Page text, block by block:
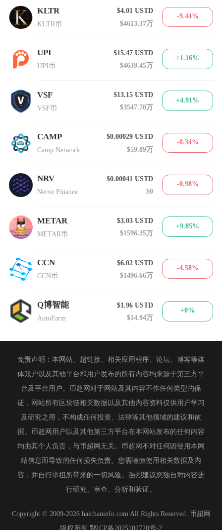
KLTR
KLTR币
$4.01USTD
$4613.37万
-9.44%
UPI
UPI币
$15.47USTD
$4639.45万
+1.16%
VSF
VSF币
$13.15USTD
$3547.78万
+4.91%
CAMP
Camp Network
$0.00029USTD
$59.89万
-0.34%
NRV
Nerve Finance
$0.00041USTD
$0
-0.98%
METAR
METAR币
$3.03USTD
$1596.35万
+9.85%
CCN
CCN币
$6.02USTD
$1496.66万
-4.58%
Q博智能
AutoFarm
$1.96USTD
$14.94万
+0%
免责声明：本网站、超链接、相关应用程序、论坛、博客等媒
体账户以及其他平台和用户发布的所有内容均来源于第三方平
台及平台用户。币超网对于网站及其内容不作任何类型的保
证，网站所有区块链相关数据以及其他内容资料仅供用户学习
及研究之用，不构成任何投资、法律等其他领域的建议和依
据。币超网用户以及其他第三方平台在本网站发布的任何内容
均由其个人负责，与币超网无关。币超网不对任何因使用本网
站信息而导致的任何损失负责。您需谨慎使用相关数据及内
容，并自行承担所带来的一切风险。强烈建议您独自对内容进
行研究、审查、分析和验证。
Copyright © 2009-2026 haichaninfo.com All Rights Reserved. 币超网
版权所有 鄂ICP备2025102728号-2